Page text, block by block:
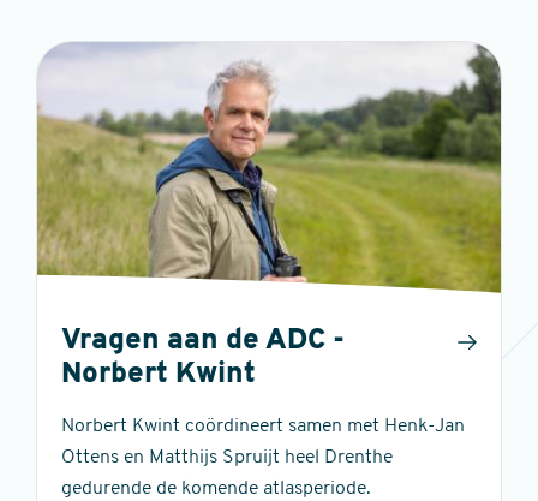
Vragen aan de ADC -
Norbert Kwint
Norbert Kwint coördineert samen met Henk-Jan
Ottens en Matthijs Spruijt heel Drenthe
gedurende de komende atlasperiode.